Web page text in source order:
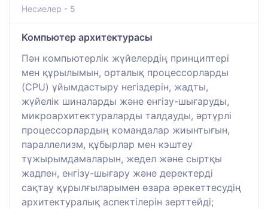
Несиелер - 5
Компьютер архитектурасы
Пән компьютерлік жүйелердің принциптері
мен құрылымын, орталық процессорларды
(CPU) ұйымдастыру негіздерін, жадты,
жүйелік шиналарды және енгізу-шығаруды,
микроархитектураларды талдауды, әртүрлі
процессорлардың командалар жиынтығын,
параллелизм, құбырлар мен кэштеу
тұжырымдамаларын, жедел және сыртқы
жадпен, енгізу-шығару және деректерді
сақтау құрылғыларымен өзара әрекеттесудің
архитектуралық аспектілерін зерттейді;